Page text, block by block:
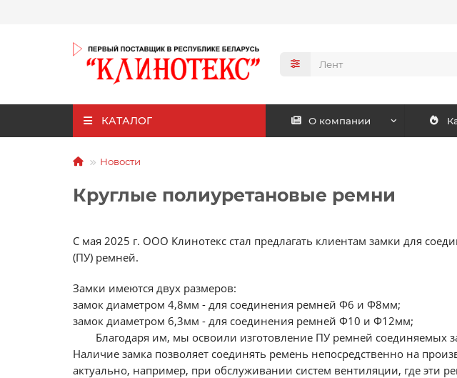
КАТАЛОГ О компании
Новости
Круглые полиуретановые ремни
С мая 2025 г. ООО Клинотекс стал предлагать клиентам замки для
(ПУ) ремней.
Замки имеются двух размеров:
замок диаметром 4,8мм - для соединения ремней Ф6 и Ф8мм;
замок диаметром 6,3мм - для соединения ремней Ф10 и Ф12мм;
Благодаря им, мы освоили изготовление ПУ ремней соединяемых
Наличие замка позволяет соединять ремень непосредственно на
актуально, например, при обслуживании систем вентиляции, где эти